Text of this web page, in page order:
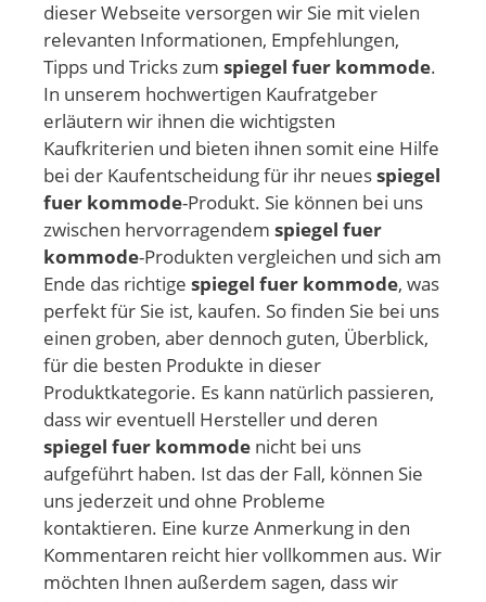
dieser Webseite versorgen wir Sie mit vielen
relevanten Informationen, Empfehlungen,
Tipps und Tricks zum spiegel fuer kommode.
In unserem hochwertigen Kaufratgeber
erläutern wir ihnen die wichtigsten
Kaufkriterien und bieten ihnen somit eine Hilfe
bei der Kaufentscheidung für ihr neuesspiegel
fuer kommode-Produkt. Sie können bei uns
zwischen hervorragendem spiegel fuer
kommode-Produkten vergleichen und sich am
Ende das richtige spiegel fuer kommode, was
perfekt für Sie ist, kaufen. So finden Sie bei uns
einen groben, aber dennoch guten, Überblick,
für die besten Produkte in dieser
Produktkategorie. Es kann natürlich passieren,
dass wir eventuell Hersteller und deren
spiegel fuer kommode nicht bei uns
aufgeführt haben. Ist das der Fall, können Sie
uns jederzeit und ohne Probleme
kontaktieren. Eine kurze Anmerkung in den
Kommentaren reicht hier vollkommen aus. Wir
möchten Ihnen außerdem sagen, dass wir